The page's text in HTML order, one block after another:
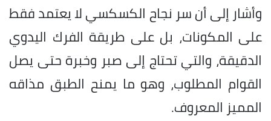
وأشار إلى أن سر نجاح الكسكسي لا يعتمد فقط
على المكونات، بل على طريقة الفرك اليدوي
الدقيقة، والتي تحتاج إلى صبر وخبرة حتى يصل
القوام المطلوب، وهو ما يمنح الطبق مذاقه
المميز المعروف.